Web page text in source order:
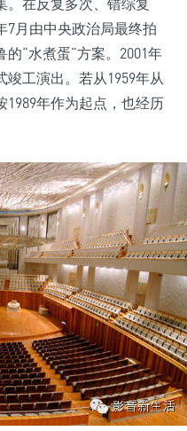
7月由中央政治局最终拍
“水煮蛋”方案。2001年
竣工演出。若从1959年从
1989年作为起点，也经历